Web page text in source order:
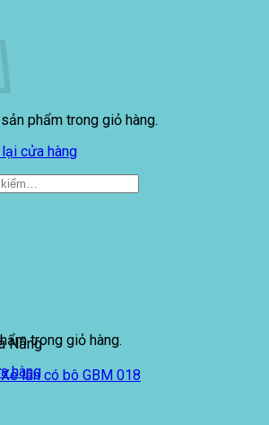
phẩm trong giỏ hàng.
cửa hàng
trong giỏ hàng.
hàng
Nẵng
lăn có bô GBM 018